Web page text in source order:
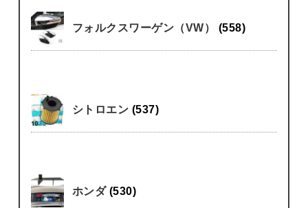
フォルクスワーゲン（VW） (558)
シトロエン (537)
ホンダ (530)